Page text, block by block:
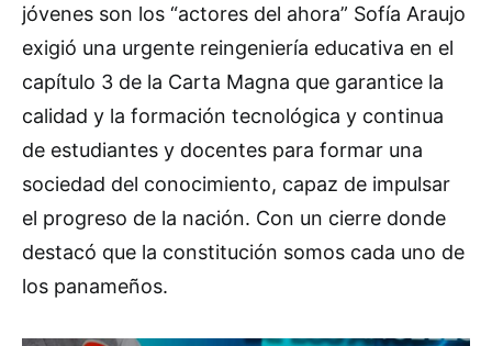
jóvenes son los “actores del ahora” Sofía Araujo
exigió una urgente reingeniería educativa en el
capítulo 3 de la Carta Magna que garantice la
calidad y la formación tecnológica y continua
de estudiantes y docentes para formar una
sociedad del conocimiento, capaz de impulsar
el progreso de la nación. Con un cierre donde
destacó que la constitución somos cada uno de
los panameños.